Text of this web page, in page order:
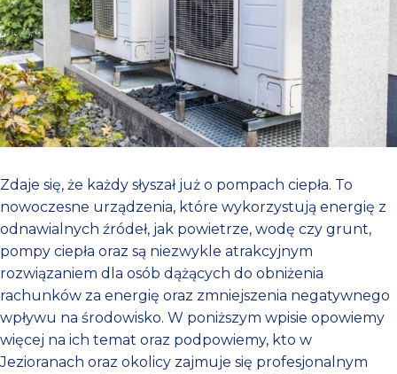
Zdaje się, że każdy słyszał już o pompach ciepła. To
nowoczesne urządzenia, które wykorzystują energię z
odnawialnych źródeł, jak powietrze, wodę czy grunt,
pompy ciepła oraz są niezwykle atrakcyjnym
rozwiązaniem dla osób dążących do obniżenia
rachunków za energię oraz zmniejszenia negatywnego
wpływu na środowisko. W poniższym wpisie opowiemy
więcej na ich temat oraz podpowiemy, kto w
Jezioranach oraz okolicy zajmuje się profesjonalnym